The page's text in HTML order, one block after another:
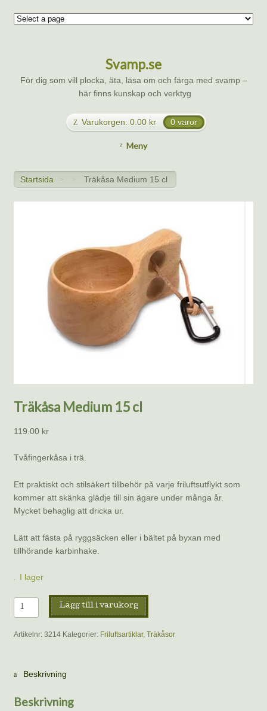
Svamp.se
För dig som vill plocka, äta, läsa om och färga med svamp –
här finns kunskap och verktyg
Varukorgen: 0.00 kr 0 varor
Meny
Startsida > > Träkåsa Medium 15 cl
Träkåsa Medium 15 cl
119.00 kr
Tvåfingerkåsa i trä.
Ett praktiskt och stilsäkert tillbehör på varje friluftsutflykt som
kommer att skänka glädje till sin ägare under många år.
Mycket behaglig att dricka ur.
Lätt att fästa på ryggsäcken eller i bältet på byxan med
tillhörande karbinhake.
I lager
Träkåsa
Medium
15
Lägg till i varukorg
Artikelnr: 3214 Kategorier: Friluftsartiklar, Träkåsor
Beskrivning
Beskrivning